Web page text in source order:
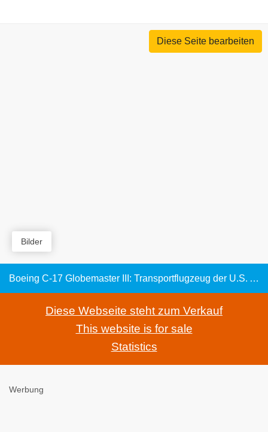
Diese Seite bearbeiten
Bilder
Boeing C-17 Globemaster III: Transportflugzeug der U.S. Air Force
Diese Webseite steht zum Verkauf
This website is for sale
Statistics
Werbung